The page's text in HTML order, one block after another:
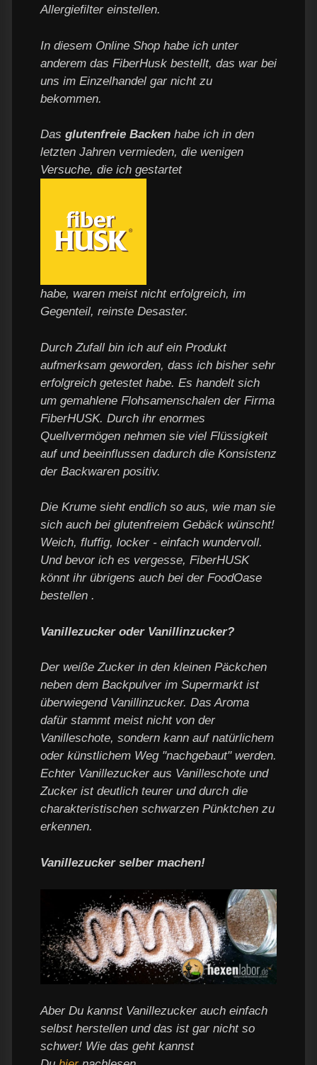
Allergiefilter einstellen.
In diesem Online Shop habe ich unter
anderem das FiberHusk bestellt, das war bei
uns im Einzelhandel gar nicht zu
bekommen.
Das glutenfreie Backen habe ich in den
letzten Jahren vermieden, die wenigen
Versuche, die ich gestartet
habe, waren meist nicht erfolgreich, im
Gegenteil, reinste Desaster.
Durch Zufall bin ich auf ein Produkt
aufmerksam geworden, dass ich bisher sehr
erfolgreich getestet habe. Es handelt sich
um gemahlene Flohsamenschalen der Firma
FiberHUSK. Durch ihr enormes
Quellvermögen nehmen sie viel Flüssigkeit
auf und beeinflussen dadurch die Konsistenz
der Backwaren positiv.
Die Krume sieht endlich so aus, wie man sie
sich auch bei glutenfreiem Gebäck wünscht!
Weich, fluffig, locker - einfach wundervoll.
Und bevor ich es vergesse, FiberHUSK
könnt ihr übrigens auch bei der FoodOase
bestellen .
Vanillezucker oder Vanillinzucker?
Der weiße Zucker in den kleinen Päckchen
neben dem Backpulver im Supermarkt ist
überwiegend Vanillinzucker. Das Aroma
dafür stammt meist nicht von der
Vanilleschote, sondern kann auf natürlichem
oder künstlichem Weg "nachgebaut" werden.
Echter Vanillezucker aus Vanilleschote und
Zucker ist deutlich teurer und durch die
charakteristischen schwarzen Pünktchen zu
erkennen.
Vanillezucker selber machen!
Aber Du kannst Vanillezucker auch einfach
selbst herstellen und das ist gar nicht so
schwer! Wie das geht kannst